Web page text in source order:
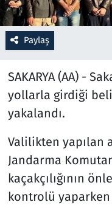
Paylaş
SAKARYA (AA) -
yollarla girdiği
yakalandı.
Valilikten yapılan
Jandarma
kaçakçılığının
kontrolü yaparken
Resmi İlanlar
Sağlık
Savunma Sanayi
Seçim 2023
Spor